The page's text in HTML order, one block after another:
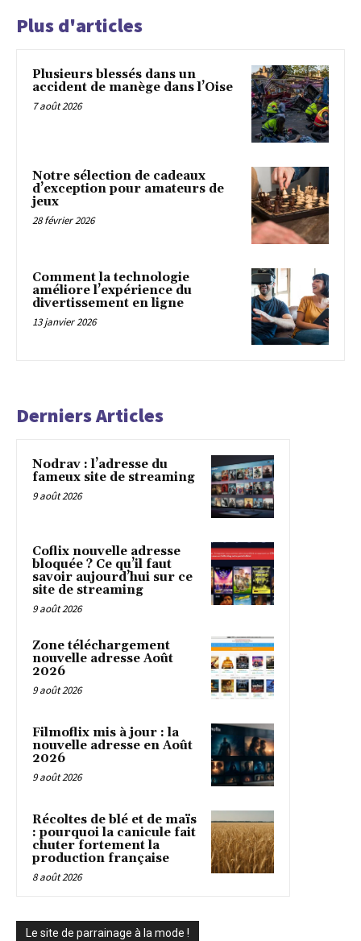
Plus d'articles
Plusieurs blessés dans un
accident de manège dans l’Oise
7 août 2026
Notre sélection de cadeaux
d’exception pour amateurs de
jeux
28 février 2026
Comment la technologie
améliore l’expérience du
divertissement en ligne
13 janvier 2026
Derniers Articles
Nodrav : l’adresse du
fameux site de streaming
9 août 2026
Coflix nouvelle adresse
bloquée ? Ce qu’il faut
savoir aujourd’hui sur ce
site de streaming
9 août 2026
Zone téléchargement
nouvelle adresse Août
2026
9 août 2026
Filmoflix mis à jour : la
nouvelle adresse en Août
2026
9 août 2026
Récoltes de blé et de maïs
: pourquoi la canicule fait
chuter fortement la
production française
8 août 2026
Le site de parrainage à la mode !